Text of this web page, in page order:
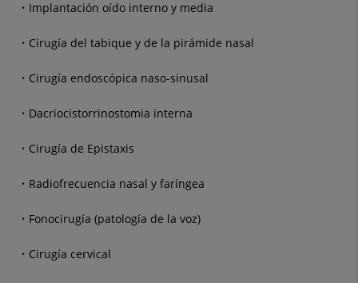
Implantación oído interno y media
Cirugía del tabique y de la pirámide nasal
Cirugía endoscópica naso-sinusal
Dacriocistorrinostomia interna
Cirugía de Epistaxis
Radiofrecuencia nasal y faríngea
Fonocirugía (patología de la voz)
Cirugía cervical